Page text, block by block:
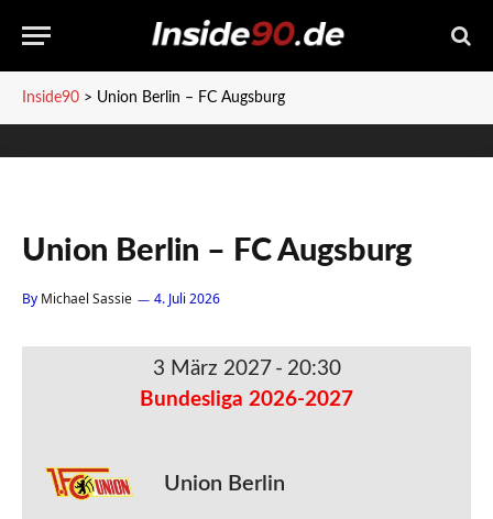
Inside90 > Union Berlin – FC Augsburg
Union Berlin – FC Augsburg
By Michael Sassie 4. Juli 2026
3 März 2027 - 20:30
Bundesliga 2026-2027
Union Berlin